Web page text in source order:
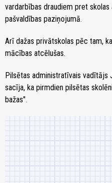
vardarbības draudiem pret
pašvaldības paziņojumā.
Arī dažas privātskolas pēc tam,
mācības atcēlušas.
Pilsētas administratīvais vadītājs
sacīja, ka pirmdien pilsētas
bažas".